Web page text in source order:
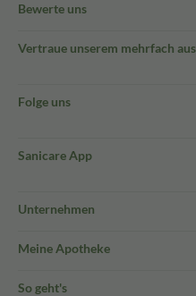
Bewerte uns
Vertraue unserem mehrfach
Folge uns
Sanicare App
Unternehmen
Meine Apotheke
So geht's